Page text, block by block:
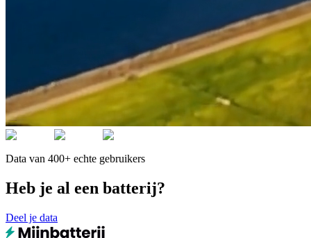
Data van 400+ echte gebruikers
Heb je al een batterij?
Deel je data